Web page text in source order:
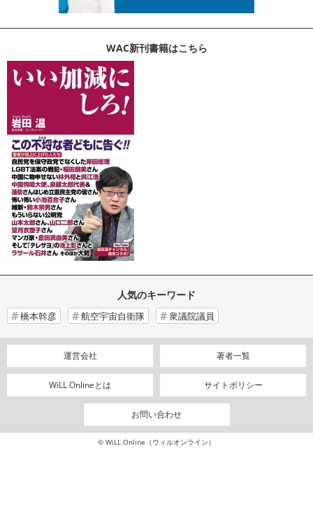
WAC新刊書籍はこちら
人気のキーワード
橋本幹彦 航空宇宙自衛隊 衆議院議員
運営会社 著者一覧
WiLL Onlineとは サイトポリシー
お問い合わせ
© WiLL Online（ウィルオンライン）